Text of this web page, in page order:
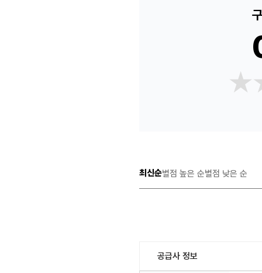
최신순별점 높은 순별점 낮은 순
공급사 정보